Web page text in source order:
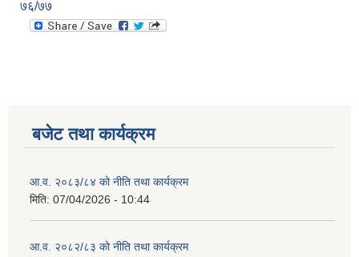
७६/७७
बजेट तथा कार्यक्रम
आ.व. २०८३/८४ को नीति तथा कार्यक्रम
मिति: 07/04/2026 - 10:44
आ.व. २०८२/८३ को नीति तथा कार्यक्रम